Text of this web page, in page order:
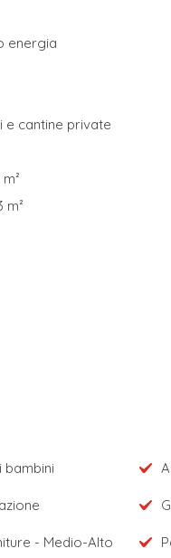
energia
e cantine private
m²
- Medio-Alto